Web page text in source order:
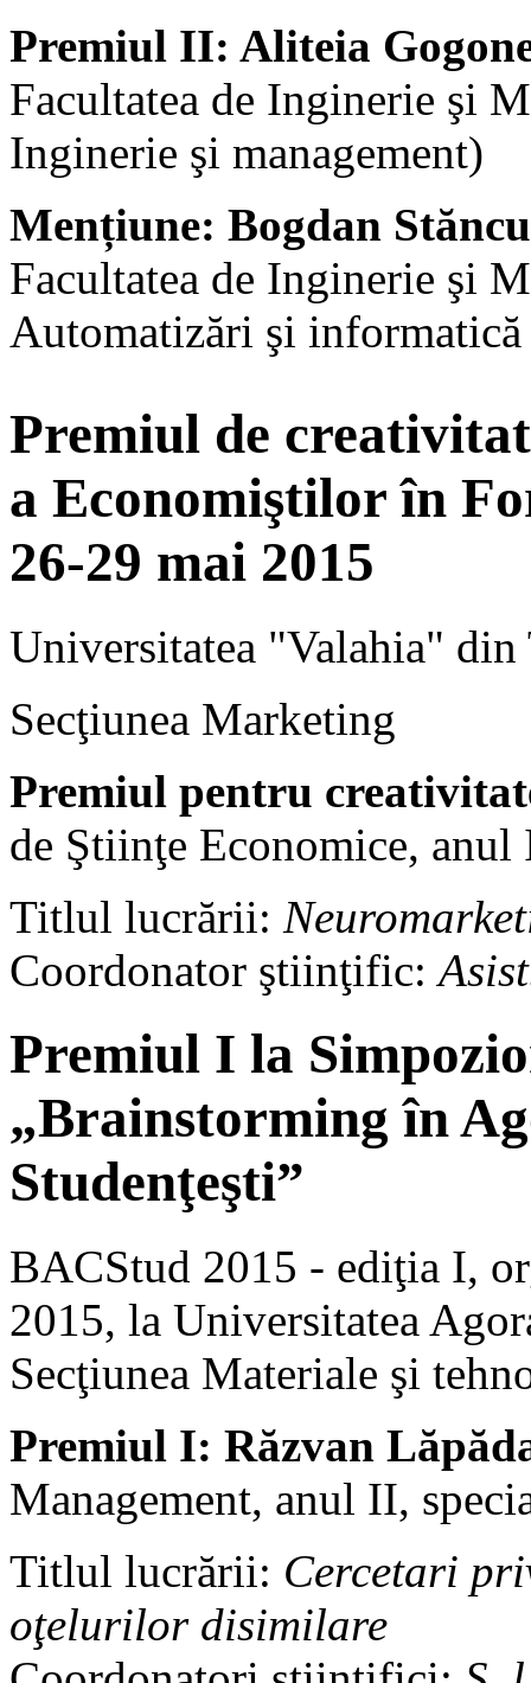
Premiul II: Aliteia
Facultatea de Inginerie şi
Inginerie şi management)
Mențiune: Bogdan
Facultatea de Inginerie şi
Automatizări şi informatică
Premiul de
a Economiştilor în
26-29 mai 2015
Universitatea "Valahia"
Secţiunea Marketing
Premiul pentru
de Ştiinţe Economice,
Titlul lucrării:
Coordonator ştiinţific:
Premiul I la
„Brainstorming în
Studenţeşti”
BACStud 2015 - ediţia I,
2015, la Universitatea
Secţiunea Materiale şi
Premiul I: Răzvan
Management, anul II,
Titlul lucrării: Cercetari
oţelurilor disimilare